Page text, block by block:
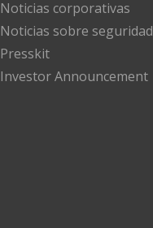
Noticias corporativas
Noticias sobre seguridad
Presskit
Investor Announcement